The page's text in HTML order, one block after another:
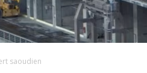
saoudien